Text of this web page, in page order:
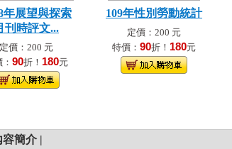
年展望與探索
刊時評文...
定價：200 元
90折！ 180元
109年性別勞動統計
定價：200 元
特價： 90折！ 180元
容簡介 |